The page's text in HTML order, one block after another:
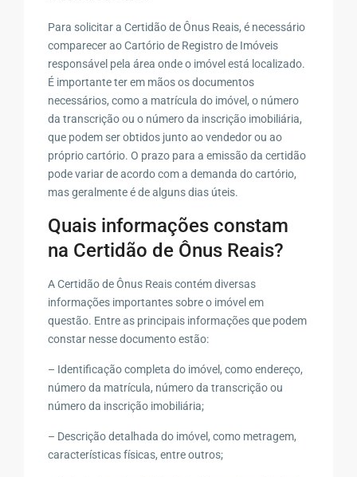
Para solicitar a Certidão de Ônus Reais, é necessário
comparecer ao Cartório de Registro de Imóveis
responsável pela área onde o imóvel está localizado.
É importante ter em mãos os documentos
necessários, como a matrícula do imóvel, o número
da transcrição ou o número da inscrição imobiliária,
que podem ser obtidos junto ao vendedor ou ao
próprio cartório. O prazo para a emissão da certidão
pode variar de acordo com a demanda do cartório,
mas geralmente é de alguns dias úteis.
Quais informações constam
na Certidão de Ônus Reais?
A Certidão de Ônus Reais contém diversas
informações importantes sobre o imóvel em
questão. Entre as principais informações que podem
constar nesse documento estão:
– Identificação completa do imóvel, como endereço,
número da matrícula, número da transcrição ou
número da inscrição imobiliária;
– Descrição detalhada do imóvel, como metragem,
características físicas, entre outros;